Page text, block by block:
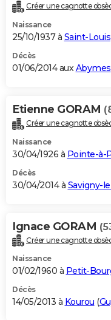
Créer une cagnotte
Naissance
25/10/1937 à Saint-Louis
Décès
01/06/2014 auxAbymes
Etienne GORAM
Créer une cagnotte
Naissance
30/04/1926 à Pointe-à-
Décès
30/04/2014 à Savigny-
Ignace GORAM
Créer une cagnotte
Naissance
01/02/1960 à Petit-
Décès
14/05/2013 à Kourou (